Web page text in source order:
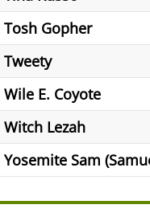
Tosh Gopher
Tweety
Wile E. Coyote
Witch Lezah
Yosemite Sam